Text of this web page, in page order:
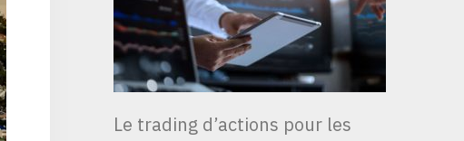
Le trading d’actions pour les